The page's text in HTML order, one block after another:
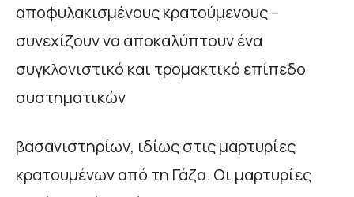
αποφυλακισμένους κρατούμενους –
συνεχίζουν να αποκαλύπτουν ένα
συγκλονιστικό και τρομακτικό επίπεδο
συστηματικών
βασανιστηρίων, ιδίως στις μαρτυρίες
κρατουμένων από τη Γάζα. Οι μαρτυρίες